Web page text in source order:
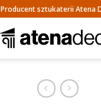
Producent sztukaterii Atena